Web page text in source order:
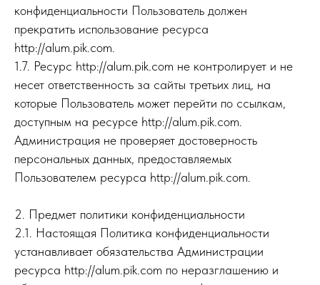
конфиденциальности Пользователь должен
прекратить использование ресурса
http://alum.pik.com.
1.7. Ресурс http://alum.pik.com не контролирует и не
несет ответственность за сайты третьих лиц, на
которые Пользователь может перейти по ссылкам,
доступным на ресурсе http://alum.pik.com.
Администрация не проверяет достоверность
персональных данных, предоставляемых
Пользователем ресурса http://alum.pik.com.
2. Предмет политики конфиденциальности
2.1. Настоящая Политика конфиденциальности
устанавливает обязательства Администрации
ресурса http://alum.pik.com по неразглашению и